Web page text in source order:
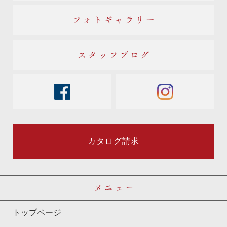
フォトギャラリー
スタッフブログ
instagram
カタログ請求
トップページ